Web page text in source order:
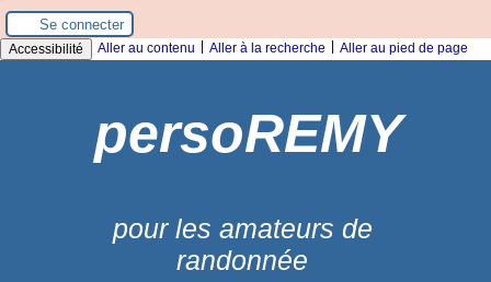
Panneau de gestion des cookies
Se connecter
Accessibilité Aller au contenu Aller à la recherche Aller au pied de page
persoREMY
pour les amateurs de
randonnée